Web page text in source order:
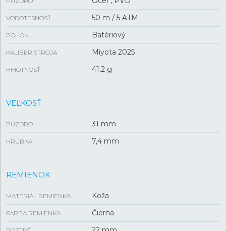
VODOTESNOSŤ 50 m / 5 ATM
POHON Batériový
KALIBER STROJA Miyota 2025
HMOTNOSŤ 41,2 g
VEĽKOSŤ
PUZDRO 31 mm
HRÚBKA 7,4 mm
REMIENOK
MATERIÁL REMIENKA Koža
FARBA REMIENKA Čierna